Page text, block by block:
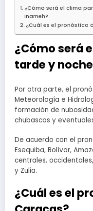
¿Cómo será el clima
Inameh?
¿Cuál es el pronóstico
¿Cómo será
tarde y
Por otra parte, el
Meteorología e
formación de
chubascos y
De acuerdo con el
Esequiba, Bolívar,
centrales,
y Zulia.
¿Cuál es el